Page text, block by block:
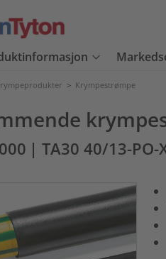
> Krympestrømpe
| TA30 40/13-PO-